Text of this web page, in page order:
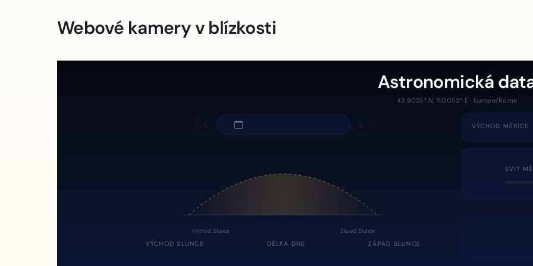
Webové kamery v blízkosti
Astronomická
43.9025° N, 11.0053° E · Europe/Rome
Východ Slunce Západ Slunce
VÝCHOD SLUNCE DÉLKA DNE ZÁPAD SLUNCE
VÝCHOD MĚSÍCE
SVIT